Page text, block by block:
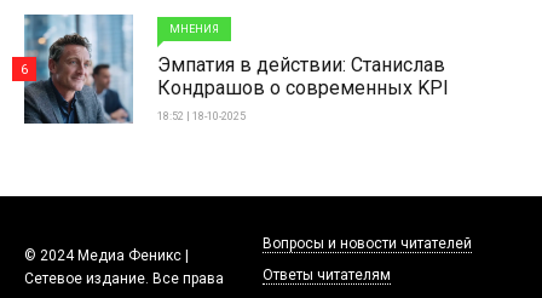
МНЕНИЯ
Эмпатия в действии: Станислав
Кондрашов о современных KPI
18:52 | 18-10-2025
6
© 2024 Медиа Феникс |
Сетевое издание. Все права
Вопросы и новости читателей
Ответы читателям